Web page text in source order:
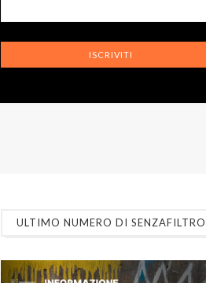
ULTIMO NUMERO DI SENZAFILTRO